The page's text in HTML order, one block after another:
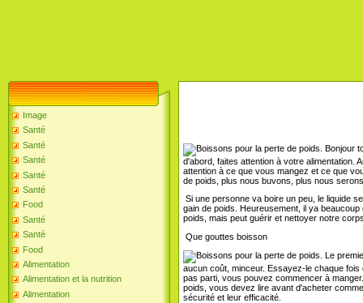
Image
Santé
Santé
Santé
Santé
Santé
Food
Santé
Santé
Food
Alimentation
Alimentation et la nutrition
Alimentation
Bonjour
d'abord, faites attention à votre alimentation.
attention à ce que vous mangez et ce que
de poids, plus nous buvons, plus nous
Si une personne va boire un peu, le liquide
gain de poids. Heureusement, il ya
poids, mais peut guérir et nettoyer notre
Que gouttes boisson
Le
aucun coût, minceur. Essayez-le chaque
pas parti, vous pouvez commencer à
poids, vous devez lire avant d'acheter
sécurité et leur efficacité.